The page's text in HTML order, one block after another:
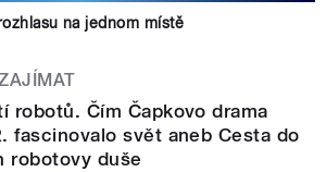
na jednom místě
robotů. Čím Čapkovo drama
fascinovalo svět aneb Cesta do
robotovy duše